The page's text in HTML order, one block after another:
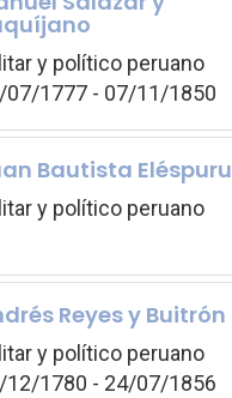
y político peruano
07/1777 - 07/11/1850
Bautista Eléspuru
y político peruano
Reyes y Buitrón
y político peruano
12/1780 - 24/07/1856